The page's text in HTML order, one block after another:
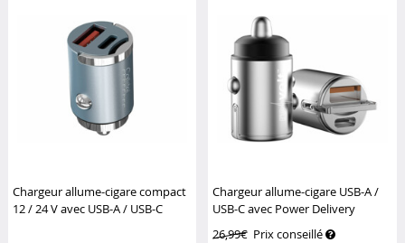
Chargeur allume-cigare compact
12 / 24 V avec USB-A / USB-C
Chargeur allume-cigare USB-A /
USB-C avec Power Delivery
Revolt
26,99€ Prix conseillé